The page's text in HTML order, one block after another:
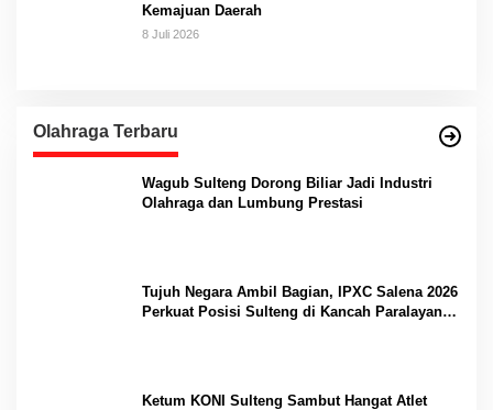
Kemajuan Daerah
8 Juli 2026
Olahraga Terbaru
Wagub Sulteng Dorong Biliar Jadi Industri
Olahraga dan Lumbung Prestasi
Tujuh Negara Ambil Bagian, IPXC Salena 2026
Perkuat Posisi Sulteng di Kancah Paralayang
Ketum KONI Sulteng Sambut Hangat Atlet